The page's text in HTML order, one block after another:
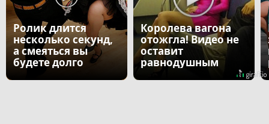
Ролик длится
несколько секунд,
а смеяться вы
будете долго
Королева вагона
отожгла! Видео не
оставит
равнодушным